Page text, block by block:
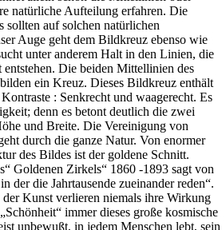
natürliche Aufteilung erfahren. Die
auf solchen natürlichen
Auge geht dem Bildkreuz ebenso wie
unter anderem Halt in den Linien, die
Die beiden Mittellinien des
ein Kreuz. Dieses Bildkreuz enthält
: Senkrecht und waagerecht. Es
denn es betont deutlich die zwei
und Breite. Die Vereinigung von
durch die ganze Natur. Von enormer
des Bildes ist der goldene Schnitt.
Goldenen Zirkels“ 1860 -1893 sagt von
der die Jahrtausende zueinander reden“.
Kunst verlieren niemals ihre Wirkung
immer dieses große kosmische
unbewußt, in jedem Menschen lebt, sein